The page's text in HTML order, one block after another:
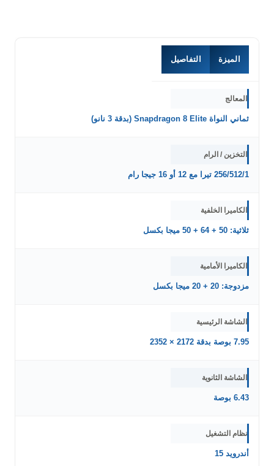
الميزة التفاصيل
المعالج
ثماني النواة Snapdragon 8 Elite (بدقة 3 نانو)
التخزين / الرام
256/512/1 تيرا مع 12 أو 16 جيجا رام
الكاميرا الخلفية
ثلاثية: 50 + 64 + 50 ميجا بكسل
الكاميرا الأمامية
مزدوجة: 20 + 20 ميجا بكسل
الشاشة الرئيسية
7.95 بوصة بدقة 2172 × 2352
الشاشة الثانوية
6.43 بوصة
نظام التشغيل
أندرويد 15